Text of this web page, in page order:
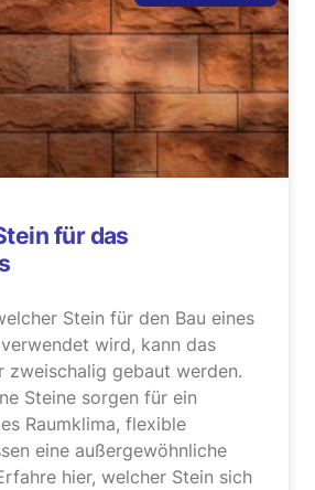
für das
Stein für den Bau eines
wird, kann das
zweischalig gebaut werden.
Steine sorgen für ein
Raumklima, flexible
eine außergewöhnliche
hier, welcher Stein sich